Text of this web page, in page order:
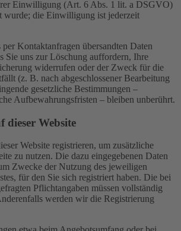
Einwilligung (Art. 6 Abs. 1 lit. a DSGVO)
wurde; die Einwilligung ist jederzeit
Kontaktanfragen übersandten Daten
Sie uns zur Löschung auffordern, Ihre
widerrufen oder der Zweck für die
(z. B. nach abgeschlossener Bearbeitung
gesetzliche Bestimmungen –
Aufbewahrungsfristen – bleiben unberührt.
dieser Website
Website registrieren, um zusätzliche
zu nutzen. Die dazu eingegebenen Daten
Zwecke der Nutzung des jeweiligen
für den Sie sich registriert haben. Die bei
Pflichtangaben müssen vollständig
werden wir die Registrierung